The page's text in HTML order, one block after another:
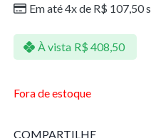
Em até 4x de R$ 107,50
À vista R$ 408,50
Fora de estoque
COMPARTILHE